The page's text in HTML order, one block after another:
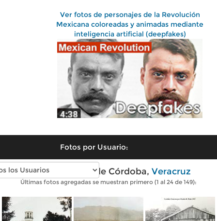
Ver fotos de personajes de la Revolución
Mexicana coloreadas y animadas mediante
inteligencia artificial (deepfakes)
Fotos por Usuario:
Fotos antiguas de Córdoba, Veracruz
Últimas fotos agregadas se muestran primero (1 al 24 de 149):